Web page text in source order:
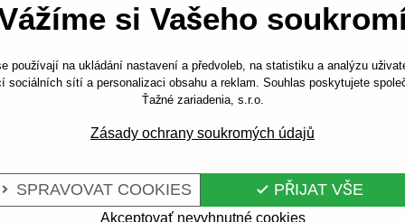
si Vašeho
používají na ukládání nastavení a předvoleb, na statistiku a analýzu
sociálních sítí a personalizaci obsahu a reklam. Souhlas poskytujete
Ťažné zariadenia, s.r.o.
Zásady ochrany soukromých údajů
SPRAVOVAT COOKIES  PŘIJAT VŠE
Akceptovať nevyhnutné cookies
Wagon
2003 - 2008
odnímatelný bajonetový systém - od 2003 do 2008
STILO -
Tažné zařízení s
typ: STILO, typ karoserie: